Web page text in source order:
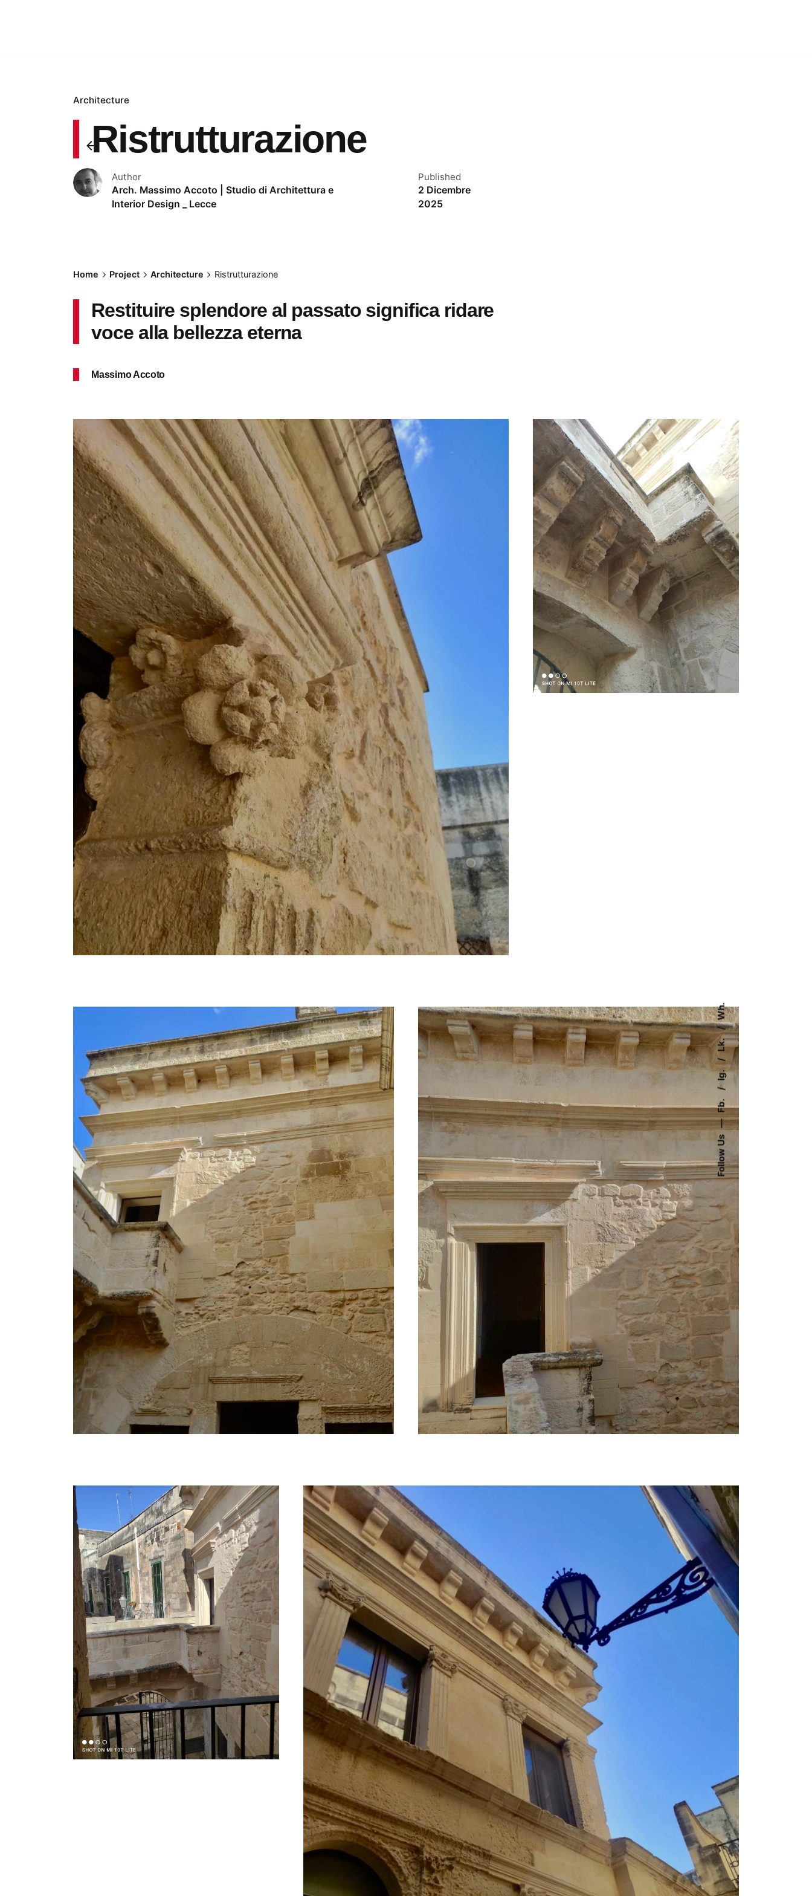
Follow Us
—
Fb.
Ig.
Lk.
Wh.
Architecture
Ristrutturazione
Author
Arch. Massimo Accoto | Studio di Architettura e
Interior Design _ Lecce
Published
2 Dicembre
2025
Home Project Architecture Ristrutturazione
Restituire splendore al passato significa ridare
voce alla bellezza eterna
Massimo Accoto